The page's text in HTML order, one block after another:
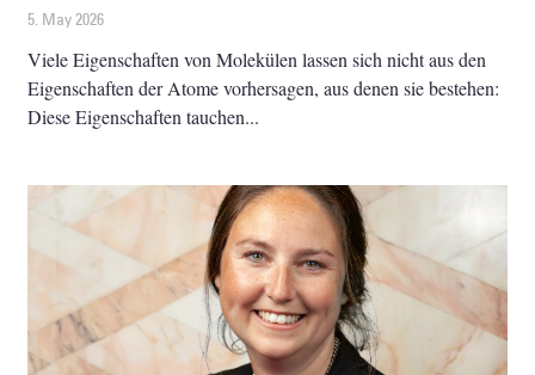
5. May 2026
Viele Eigenschaften von Molekülen lassen sich nicht aus den
Eigenschaften der Atome vorhersagen, aus denen sie bestehen:
Diese Eigenschaften tauchen